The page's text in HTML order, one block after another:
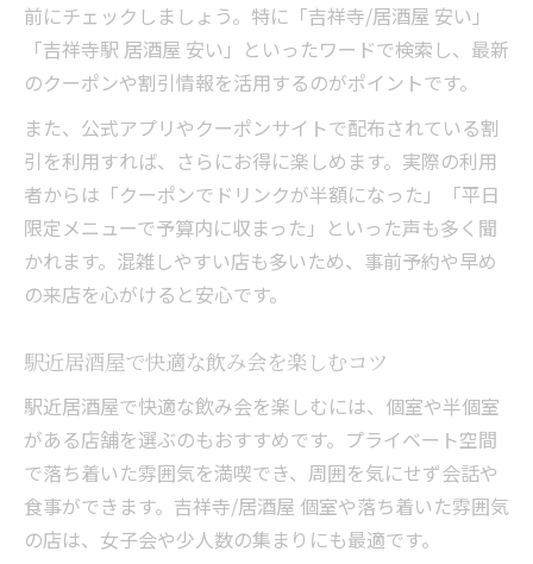
前にチェックしましょう。特に「吉祥寺/居酒屋 安い」
「吉祥寺駅 居酒屋 安い」といったワードで検索し、最新
のクーポンや割引情報を活用するのがポイントです。
また、公式アプリやクーポンサイトで配布されている割
引を利用すれば、さらにお得に楽しめます。実際の利用
者からは「クーポンでドリンクが半額になった」「平日
限定メニューで予算内に収まった」といった声も多く聞
かれます。混雑しやすい店も多いため、事前予約や早め
の来店を心がけると安心です。
駅近居酒屋で快適な飲み会を楽しむコツ
駅近居酒屋で快適な飲み会を楽しむには、個室や半個室
がある店舗を選ぶのもおすすめです。プライベート空間
で落ち着いた雰囲気を満喫でき、周囲を気にせず会話や
食事ができます。吉祥寺/居酒屋 個室や落ち着いた雰囲気
の店は、女子会や少人数の集まりにも最適です。